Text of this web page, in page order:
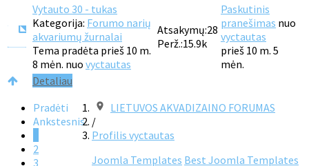
Detaliau
Vytauto 30 - tukas
Kategorija: Forumo narių
akvariumų žurnalai
Tema pradėta prieš 10 m.
8 mėn. nuo vyctautas
Atsakymų:28
Perž.:15.9k
Paskutinis
pranešimas nuo
vyctautas
prieš 10 m. 5
mėn.
Pradėti
Ankstesnis
2
3
LIETUVOS AKVADIZAINO FORUMAS
/
Profilis vyctautas
Joomla Templates Best Joomla Templates